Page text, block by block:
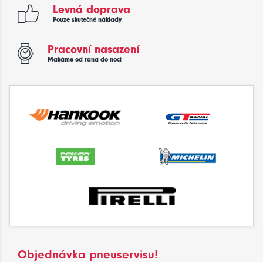
Levná doprava
Pouze skutečné náklady
Pracovní nasazení
Makáme od rána do noci
Objednávka pneuservisu!